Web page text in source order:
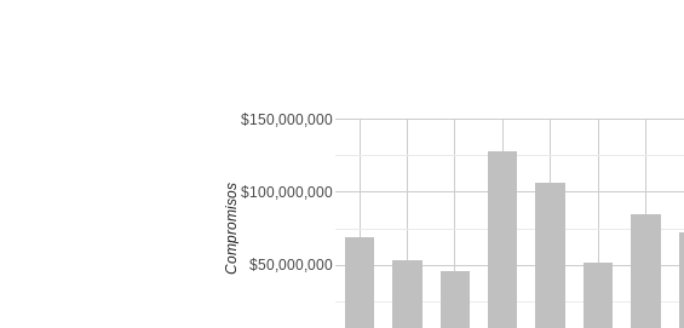
$50,000,000
$100,000,000
$150,000,000
Compromisos